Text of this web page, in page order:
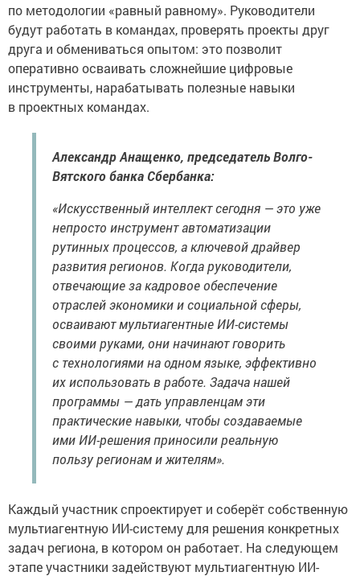
по методологии «равный равному». Руководители
будут работать в командах, проверять проекты друг
друга и обмениваться опытом: это позволит
оперативно осваивать сложнейшие цифровые
инструменты, нарабатывать полезные навыки
в проектных командах.
Александр Анащенко, председатель Волго-
Вятского банка Сбербанка:
«Искусственный интеллект сегодня — это уже
непросто инструмент автоматизации
рутинных процессов, а ключевой драйвер
развития регионов. Когда руководители,
отвечающие за кадровое обеспечение
отраслей экономики и социальной сферы,
осваивают мультиагентные ИИ-системы
своими руками, они начинают говорить
с технологиями на одном языке, эффективно
их использовать в работе. Задача нашей
программы — дать управленцам эти
практические навыки, чтобы создаваемые
ими ИИ-решения приносили реальную
пользу регионам и жителям».
Каждый участник спроектирует и соберёт собственную
мультиагентную ИИ-систему для решения конкретных
задач региона, в котором он работает. На следующем
этапе участники задействуют мультиагентную ИИ-